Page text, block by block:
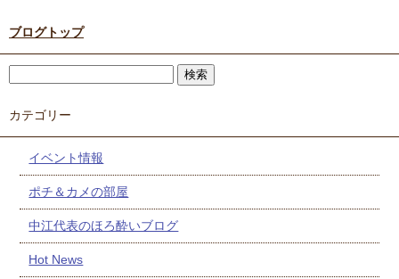
ブログトップ
カテゴリー
イベント情報
ポチ＆カメの部屋
中江代表のほろ酔いブログ
Hot News